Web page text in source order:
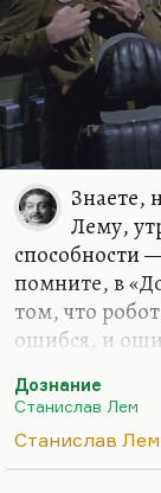
Знаете,
Лему,
способности
помните, в
том, что
ошибся, и
изобрели
умер. Потому
Дознание
Станислав Лем
Станислав Лем